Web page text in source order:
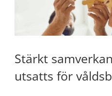
Stärkt
utsatts för